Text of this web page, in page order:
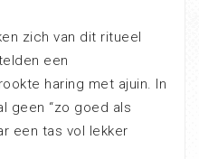
zich van dit ritueel
een
haring met ajuin. In
geen “zo goed als
een tas vol lekker